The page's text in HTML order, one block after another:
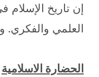
إن تاريخ الإسلام
العلمي والفكري.
الحضارة الاسلامية